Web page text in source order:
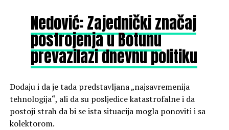
Nedović: Zajednički značaj
postrojenja u Botunu
prevazilazi dnevnu politiku
Dodaju i da je tada predstavljana „najsavremenija
tehnologija“, ali da su posljedice katastrofalne i da
postoji strah da bi se ista situacija mogla ponoviti i sa
kolektorom.